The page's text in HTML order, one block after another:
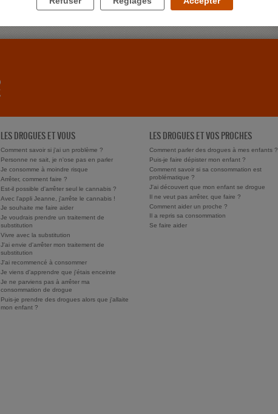
LES DROGUES ET VOUS
Comment savoir si j'ai un problème ?
Personne ne sait, je n'ose pas en parler
Je consomme à moindre risque
Arrêter, comment faire ?
Est-il possible d'arrêter seul le cannabis ?
Avec l'appli Jeanne, j'arrête le cannabis !
Je souhaite me faire aider
Je voudrais prendre un traitement de
substitution
Vivre avec la substitution
J'ai envie d'arrêter mon traitement de
substitution
J'ai recommencé à consommer
Je viens d'apprendre que j'étais enceinte
Je ne parviens pas à arrêter ma
consommation de drogue
Puis-je prendre des drogues alors que j'allaite
mon enfant ?
LES DROGUES ET VOS PROCHES
Comment parler des drogues à mes enfants ?
Puis-je faire dépister mon enfant ?
Comment savoir si sa consommation est
problématique ?
J'ai découvert que mon enfant se drogue
Il ne veut pas arrêter, que faire ?
Comment aider un proche ?
Il a repris sa consommation
Se faire aider